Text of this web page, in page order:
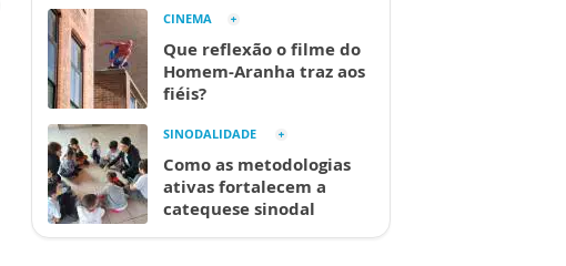
CINEMA
Que reflexão o filme do
Homem-Aranha traz aos
fiéis?
SINODALIDADE
Como as metodologias
ativas fortalecem a
catequese sinodal